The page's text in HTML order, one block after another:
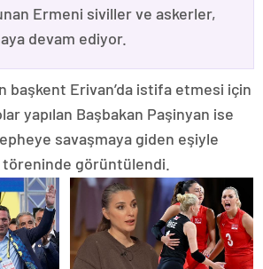
Ermeni siviller ve askerler,
devam ediyor.
başkent Erivan’da istifa etmesi için
yapılan Başbakan Paşinyan ise
savaşmaya giden eşiyle
görüntülendi.